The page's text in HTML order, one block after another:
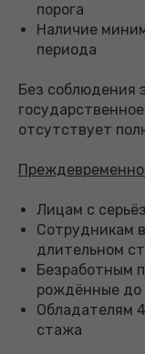
порога
Наличие
периода
Без соблюдения
отсутствует
Лицам с
Сотрудникам
длительном
Безработным
рождённые до
Обладателям
стажа